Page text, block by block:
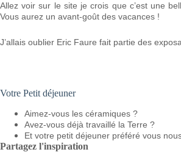
Allez voir sur le site je crois que c’est une
Vous aurez un avant-goût des vacances !
J’allais oublier Eric Faure fait partie des
Votre Petit déjeuner
Aimez-vous les céramiques ?
Avez-vous déjà travaillé la Terre ?
Et votre petit déjeuner préféré vous
Partagez l'inspiration